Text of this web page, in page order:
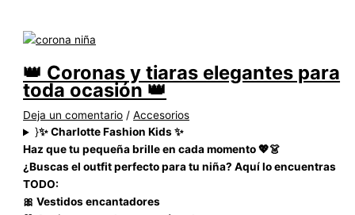
👑 Coronas y tiaras elegantes para
toda ocasión 👑
Deja un comentario /Accesorios
}✨ Charlotte Fashion Kids ✨
Haz que tu pequeña brille en cada momento 💖👗
¿Buscas el outfit perfecto para tu niña? Aquí lo encuentras
TODO:
🎀 Vestidos encantadores